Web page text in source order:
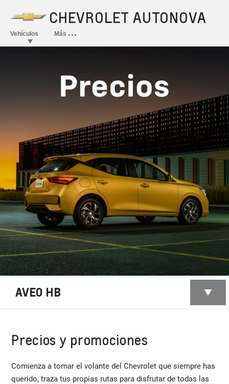
AVEO HB
Precios y promociones
Comienza a tomar el volante del Chevrolet que siempre has
querido, traza tus propias rutas para disfrutar de todas las